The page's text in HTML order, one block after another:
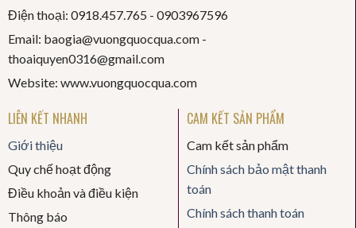
Điện thoại: 0918.457.765 - 0903967596
Email: baogia@vuongquocqua.com -
thoaiquyen0316@gmail.com
Website: www.vuongquocqua.com
LIÊN KẾT NHANH
Giới thiệu
Quy chế hoạt động
Điều khoản và điều kiện
Thông báo
CAM KẾT SẢN PHẨM
Cam kết sản phẩm
Chính sách bảo mật thanh
toán
Chính sách thanh toán